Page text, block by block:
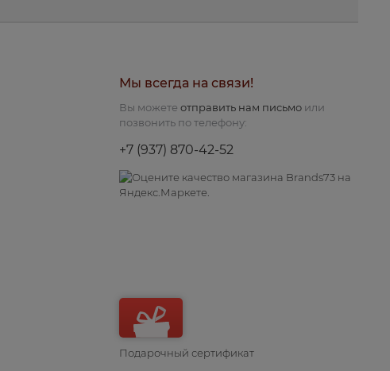
Мы всегда на связи!
Вы можете отправить нам письмо или
позвонить по телефону:
+7 (937) 870-42-52
Подарочный сертификат